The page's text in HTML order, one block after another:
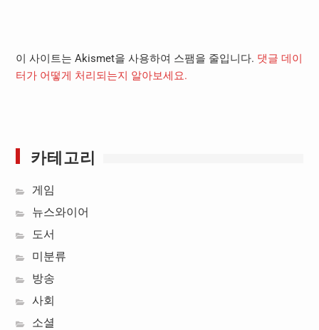
이 사이트는 Akismet을 사용하여 스팸을 줄입니다. 댓글 데이
터가 어떻게 처리되는지 알아보세요.
카테고리
게임
뉴스와이어
도서
미분류
방송
사회
소셜